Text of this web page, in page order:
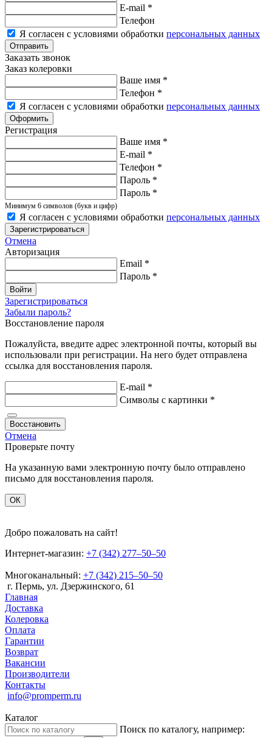
E-mail *
Телефон
Я согласен с условиями обработки персональных данных
Заказать звонок
Заказ колеровки
Ваше имя *
Телефон *
Я согласен с условиями обработки персональных данных
Регистрация
Ваше имя *
E-mail *
Телефон *
Пароль *
Пароль *
Минимум 6 символов (букв и цифр)
Я согласен с условиями обработки персональных данных
Зарегистрироваться
Отмена
Авторизация
Email *
Пароль *
Войти
Зарегистрироваться
Забыли пароль?
Восстановление пароля
Пожалуйста, введите адрес электронной почты, который вы
использовали при регистрации. На него будет отправлена
ссылка для восстановления пароля.
E-mail *
Символы с картинки *
Восстановить
Отмена
Проверьте почту
На указанную вами электронную почту было отправлено
письмо для восстановления пароля.
ОК
Добро пожаловать на сайт!
Интернет-магазин: +7 (342) 277‒50‒50
Многоканальный: +7 (342) 215‒50‒50
г. Пермь, ул. Дзержинского, 61
Главная
Доставка
Колеровка
Оплата
Гарантии
Возврат
Вакансии
Производители
Контакты
info@promperm.ru
Каталог
Поиск по каталогу, например: